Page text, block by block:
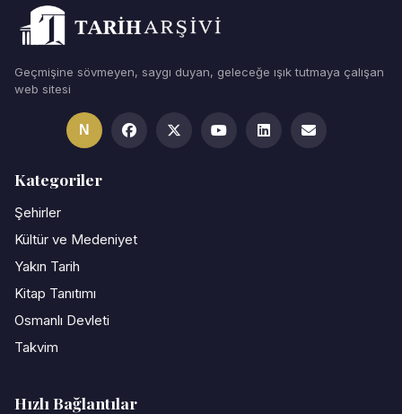
Geçmişine sövmeyen, saygı duyan, geleceğe ışık tutmaya çalışan
web sitesi
N
Kategoriler
Şehirler
Kültür ve Medeniyet
Yakın Tarih
Kitap Tanıtımı
Osmanlı Devleti
Takvim
Hızlı Bağlantılar